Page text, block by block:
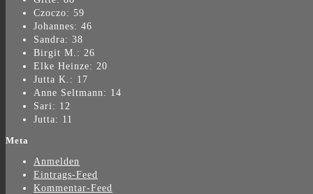
Czoczo: 59
Johannes: 46
Sandra: 38
Birgit M.: 26
Elke Heinze: 20
Jutta K.: 17
Anne Seltmann: 14
Sari: 12
Jutta: 11
Meta
Anmelden
Eintrags-Feed
Kommentar-Feed